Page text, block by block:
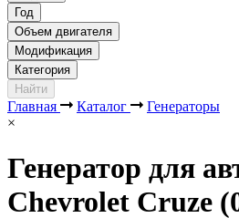
Год
Объем двигателя
Модификация
Категория
Найти
Главная Каталог
Генераторы
×
Генератор для
Chevrolet Cruze